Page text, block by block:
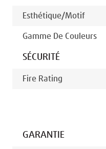
Esthétique/motif
Gamme De Couleurs
SÉCURITÉ
Fire Rating
GARANTIE